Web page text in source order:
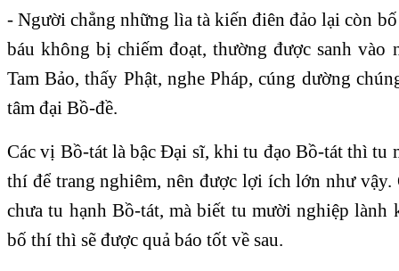
- Người chẳng những lìa tà kiến điên đảo lại còn
báu không bị chiếm đoạt, thường được sanh vào
Tam Bảo, thấy Phật, nghe Pháp, cúng dường
tâm đại Bồ-đề.
Các vị Bồ-tát là bậc Đại sĩ, khi tu đạo Bồ-tát thì tu
thí để trang nghiêm, nên được lợi ích lớn như
chưa tu hạnh Bồ-tát, mà biết tu mười nghiệp lành
bố thí thì sẽ được quả báo tốt về sau.